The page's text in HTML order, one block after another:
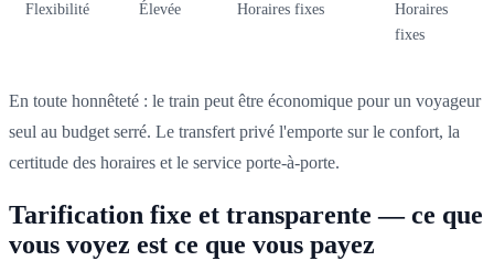
Flexibilité Élevée Horaires fixes
Horaires
fixes
En toute honnêteté : le train peut être économique pour un voyageur
seul au budget serré. Le transfert privé l'emporte sur le confort, la
certitude des horaires et le service porte-à-porte.
Tarification fixe et transparente — ce que
vous voyez est ce que vous payez